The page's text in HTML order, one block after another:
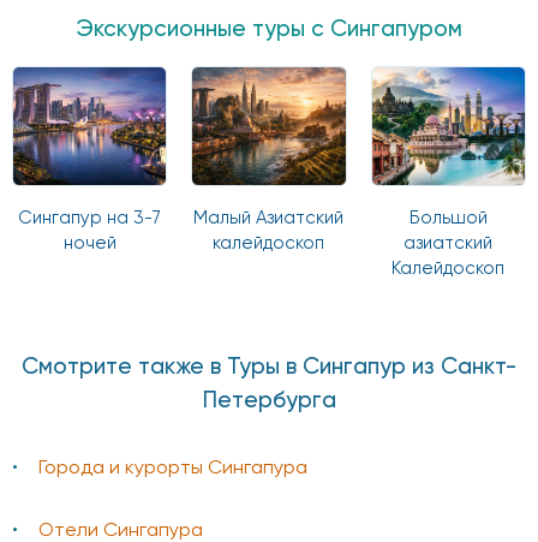
Экскурсионные туры с Сингапуром
Сингапур на 3-7
ночей
Малый Азиатский
калейдоскоп
Большой
азиатский
Калейдоскоп
Смотрите также в Туры в Сингапур из Санкт-
Петербурга
Города и курорты Сингапура
Отели Сингапура